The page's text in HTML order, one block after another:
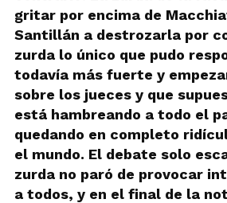
gritar por encima de
Santillán a destrozarla por
zurda lo único que pudo
todavía más fuerte y
sobre los jueces y que
está hambreando a todo el
quedando en completo
el mundo. El debate solo
zurda no paró de provocar
a todos, y en el final de la